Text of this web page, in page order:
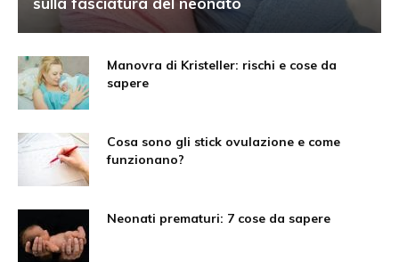
Manovra di Kristeller: rischi e cose da
sapere
Cosa sono gli stick ovulazione e come
funzionano?
Neonati prematuri: 7 cose da sapere